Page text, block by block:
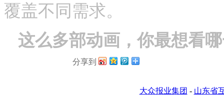
覆盖不同需求。
这么多部动画，你最想看
分享到
大众报业集团 - 山东省